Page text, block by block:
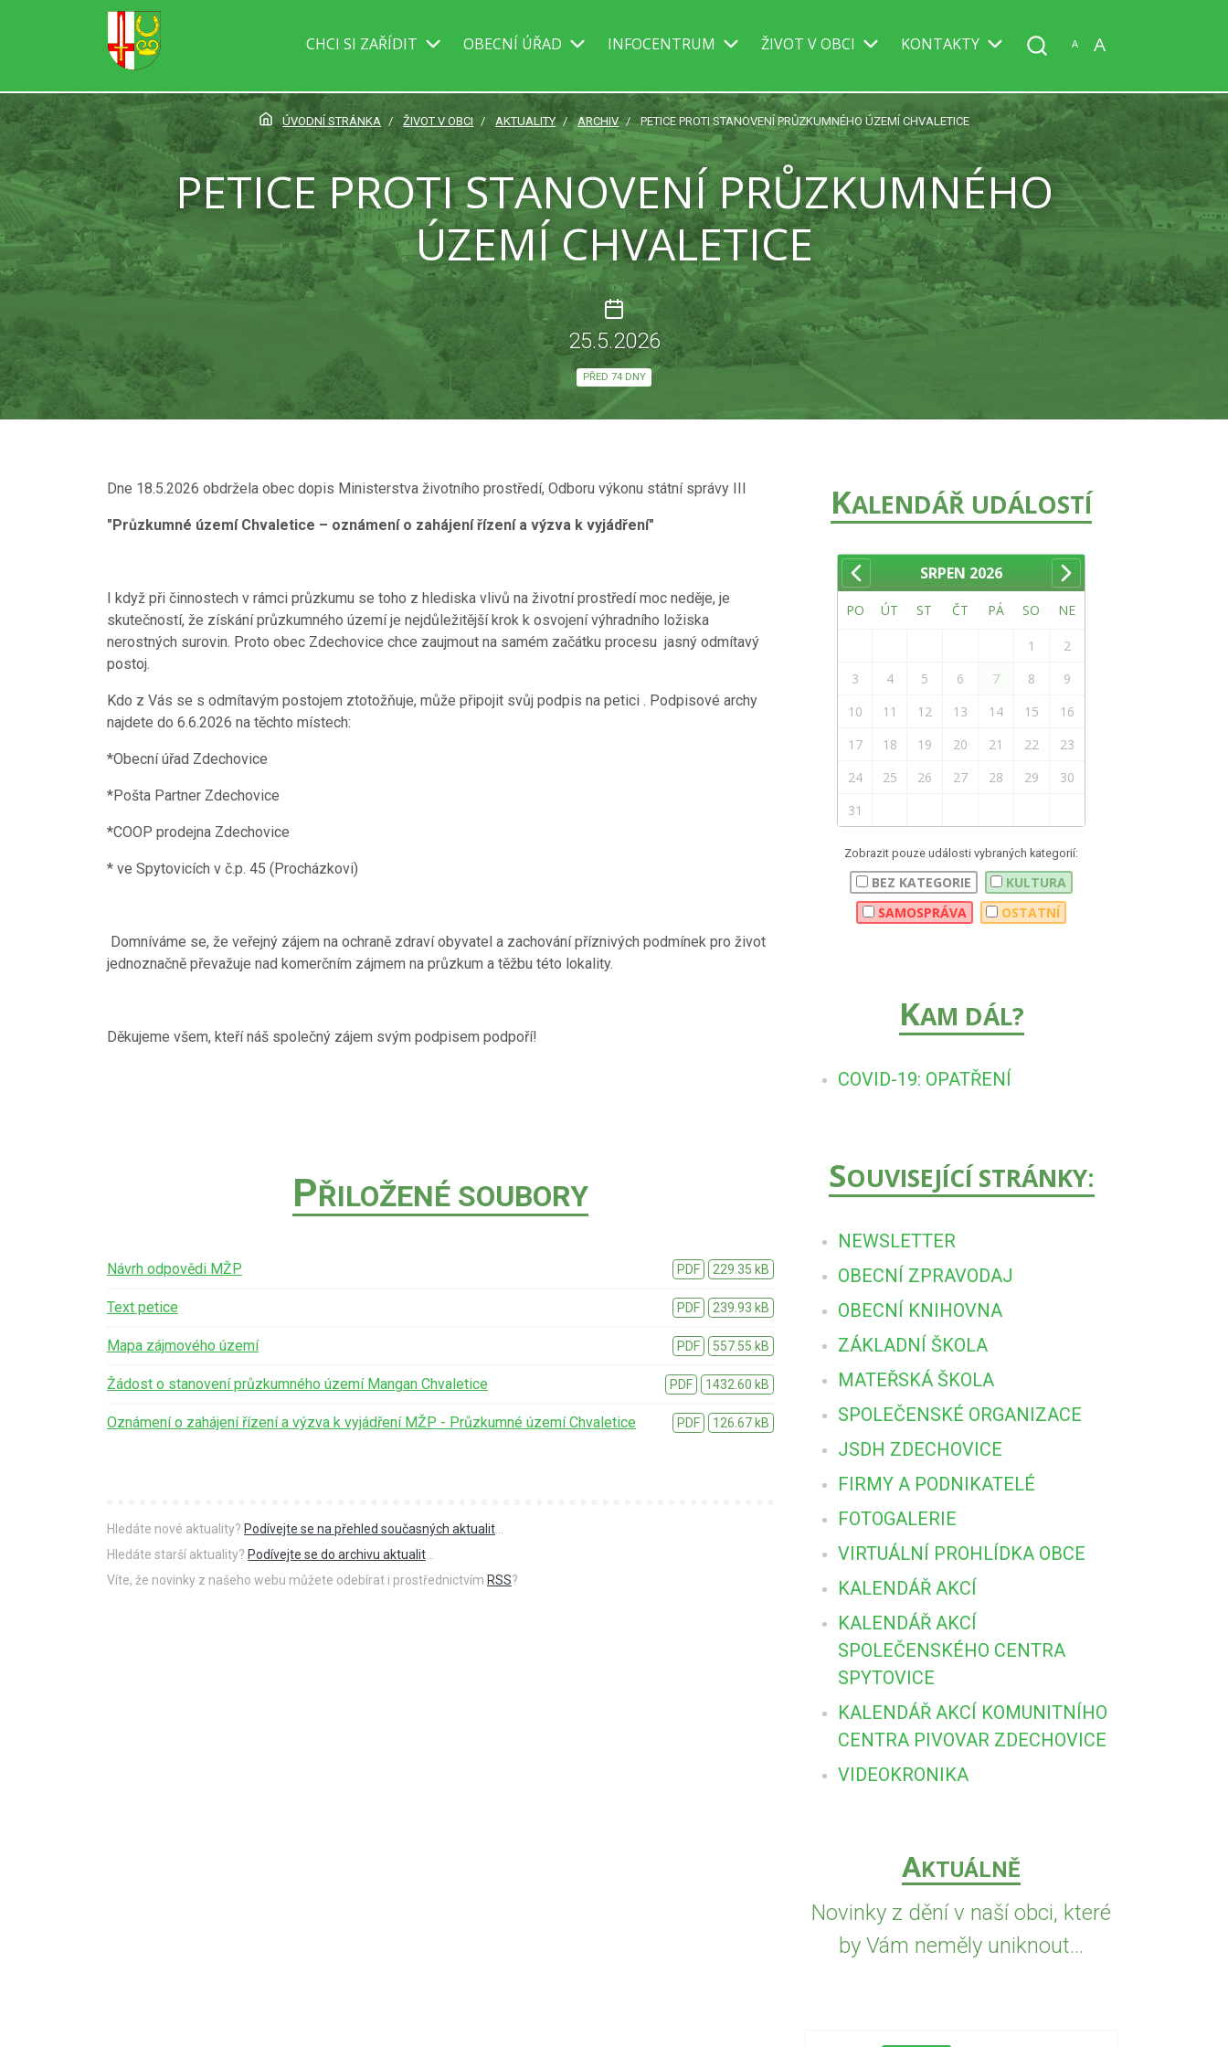
CHCI SI ZAŘÍDIT OBECNÍ ÚŘAD INFOCENTRUM ŽIVOT V OBCI KONTAKTY A A
ÚVODNÍ STRÁNKA ŽIVOT V OBCI AKTUALITY ARCHIV PETICE PROTI STANOVENÍ PRŮZKUMNÉHO ÚZEMÍ CHVALETICE
PETICE PROTI STANOVENÍ PRŮZKUMNÉHO
ÚZEMÍ CHVALETICE
25.5.2026
PŘED 74 DNY
Dne 18.5.2026 obdržela obec dopis Ministerstva životního prostředí, Odboru výkonu státní správy III
"Průzkumné území Chvaletice – oznámení o zahájení řízení a výzva k vyjádření"
I když při činnostech v rámci průzkumu se toho z hlediska vlivů na životní prostředí moc neděje, je
skutečností, že získání průzkumného území je nejdůležitější krok k osvojení výhradního ložiska
nerostných surovin. Proto obec Zdechovice chce zaujmout na samém začátku procesu jasný odmítavý
postoj.
Kdo z Vás se s odmítavým postojem ztotožňuje, může připojit svůj podpis na petici . Podpisové archy
najdete do 6.6.2026 na těchto místech:
*Obecní úřad Zdechovice
*Pošta Partner Zdechovice
*COOP prodejna Zdechovice
* ve Spytovicích v č.p. 45 (Procházkovi)
Domníváme se, že veřejný zájem na ochraně zdraví obyvatel a zachování příznivých podmínek pro život
jednoznačně převažuje nad komerčním zájmem na průzkum a těžbu této lokality.
Děkujeme všem, kteří náš společný zájem svým podpisem podpoří!
PŘILOŽENÉ SOUBORY
Návrh odpovědi MŽP PDF 229.35 kB
Text petice PDF 239.93 kB
Mapa zájmového území PDF 557.55 kB
Žádost o stanovení průzkumného území Mangan Chvaletice PDF 1432.60 kB
Oznámení o zahájení řízení a výzva k vyjádření MŽP - Průzkumné území Chvaletice PDF 126.67 kB
Hledáte nové aktuality? Podívejte se na přehled současných aktualit
Hledáte starší aktuality? Podívejte se do archivu aktualit
Víte, že novinky z našeho webu můžete odebírat i prostřednictvím RSS?
KALENDÁŘ UDÁLOSTÍ
SRPEN 2026
PO ÚT ST ČT PÁ SO NE
1
2
3
4 5 6 7 8
9
10
11 12 13 14 15
16
17
18 19 20 21 22
23
24
25 26 27 28 29
30
31
Zobrazit pouze události vybraných kategorií:
BEZ KATEGORIE
KULTURA
SAMOSPRÁVA
OSTATNÍ
KAM DÁL?
COVID-19: OPATŘENÍ
SOUVISEJÍCÍ STRÁNKY:
NEWSLETTER
OBECNÍ ZPRAVODAJ
OBECNÍ KNIHOVNA
ZÁKLADNÍ ŠKOLA
MATEŘSKÁ ŠKOLA
SPOLEČENSKÉ ORGANIZACE
JSDH ZDECHOVICE
FIRMY A PODNIKATELÉ
FOTOGALERIE
VIRTUÁLNÍ PROHLÍDKA OBCE
KALENDÁŘ AKCÍ
KALENDÁŘ AKCÍ
SPOLEČENSKÉHO CENTRA
SPYTOVICE
KALENDÁŘ AKCÍ KOMUNITNÍHO
CENTRA PIVOVAR ZDECHOVICE
VIDEOKRONIKA
AKTUÁLNĚ
Novinky z dění v naší obci, které
by Vám neměly uniknout...